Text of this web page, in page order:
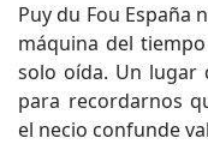
Puy du Fou España
máquina del
solo oída. Un lugar
para recordarnos
el necio confunde